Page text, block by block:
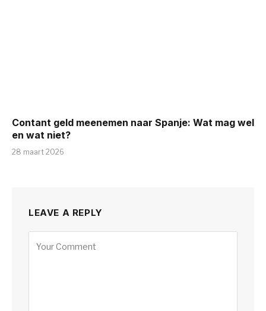
Contant geld meenemen naar Spanje: Wat mag wel
en wat niet?
28 maart 2026
LEAVE A REPLY